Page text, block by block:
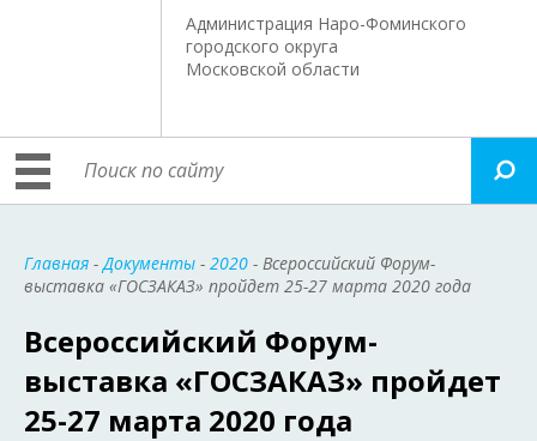
Администрация Наро-Фоминского
городского округа
Московской области
Главная -Документы - 2020 - Всероссийский Форум-
выставка «ГОСЗАКАЗ» пройдет 25-27 марта 2020 года
Всероссийский Форум-
выставка «ГОСЗАКАЗ» пройдет
25-27 марта 2020 года